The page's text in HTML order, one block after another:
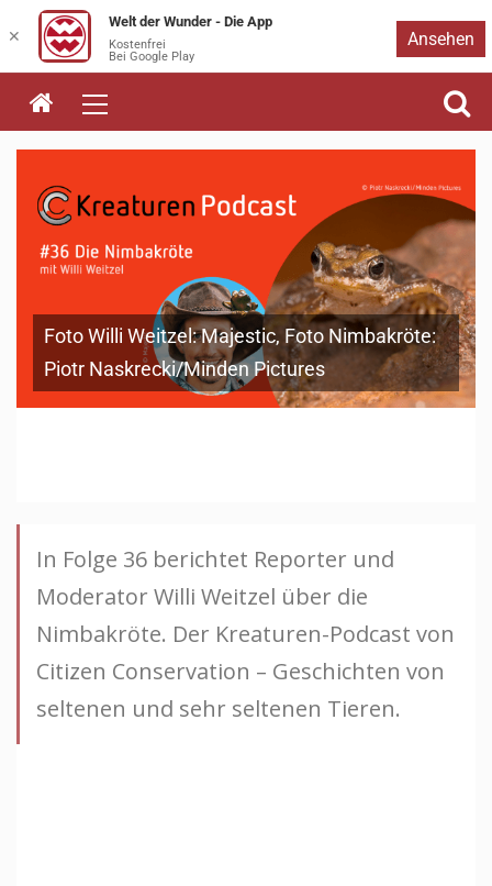
Zum
Inhalt
springen
Foto Willi Weitzel: Majestic, Foto Nimbakröte:
Piotr Naskrecki/Minden Pictures
In Folge 36 berichtet Reporter und
Moderator Willi Weitzel über die
Nimbakröte. Der Kreaturen-Podcast von
Citizen Conservation – Geschichten von
seltenen und sehr seltenen Tieren.
✕
Welt der Wunder - Die App
Kostenfrei
Bei Google Play
Ansehen